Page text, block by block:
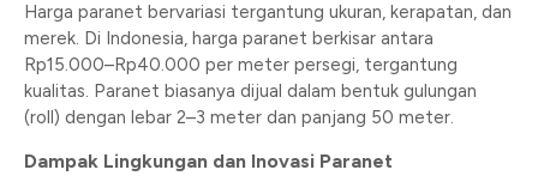
Harga paranet bervariasi tergantung ukuran, kerapatan, dan
merek. Di Indonesia, harga paranet berkisar antara
Rp15.000–Rp40.000 per meter persegi, tergantung
kualitas. Paranet biasanya dijual dalam bentuk gulungan
(roll) dengan lebar 2–3 meter dan panjang 50 meter.
Dampak Lingkungan dan Inovasi Paranet